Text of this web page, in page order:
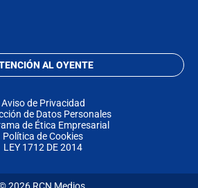
AL OYENTE
Aviso de Privacidad
de Datos Personales
de Ética Empresarial
Política de Cookies
LEY 1712 DE 2014
2026 RCN Medios.